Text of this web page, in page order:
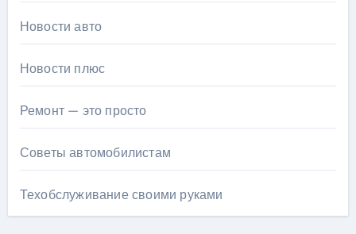
Новости авто
Новости плюс
Ремонт — это просто
Советы автомобилистам
Техобслуживание своими руками